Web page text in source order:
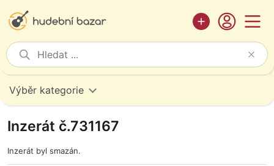
Výběr kategorie
Inzerát č.731167
Inzerát byl smazán.